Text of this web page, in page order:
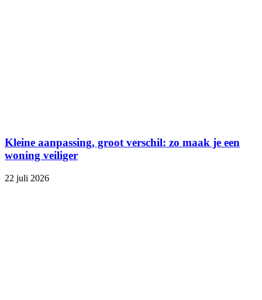
Kleine aanpassing, groot verschil: zo maak je een
woning veiliger
22 juli 2026